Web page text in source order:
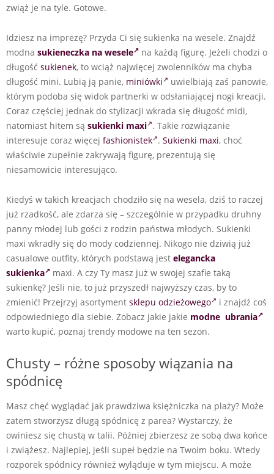
zwiąż je na tyle. Gotowe.
Idziesz na imprezę? Przyda Ci się sukienka na wesele. Znajdź
modna sukieneczka na wesele
na każdą figurę. Jeżeli chodzi o
długość sukienek, to wciąż najwięcej zwolenników ma chyba
długość mini. Lubią ją panie, miniówki
uwielbiają zaś panowie,
którym podoba się widok partnerki w odsłaniającej nogi kreacji.
Coraz częściej jednak do stylizacji wkrada się długość midi,
natomiast hitem są sukienki maxi . Takie rozwiązanie
interesuje coraz więcej fashionistek . Sukienki maxi, choć
właściwie zupełnie zakrywają figurę, prezentują się
niesamowicie interesująco.
Kiedyś w takich kreacjach chodziło się na wesela, dziś to raczej
już rzadkość, ale zdarza się – szczególnie w przypadku druhny
panny młodej lub gości z rodzin państwa młodych. Sukienki
maxi wkradły się do mody codziennej. Nikogo nie dziwią już
casualowe outfity, których podstawą jest elegancka
sukienka
maxi. A czy Ty masz już w swojej szafie taką
sukienkę? Jeśli nie, to już przyszedł najwyższy czas, by to
zmienić! Przejrzyj asortyment sklepu odzieżowego
i znajdź coś
odpowiedniego dla siebie. Zobacz jakie jakie modne ubrania
warto kupić, poznaj trendy modowe na ten sezon.
Chusty – różne sposoby wiązania na
spódnicę
Masz chęć wyglądać jak prawdziwa księżniczka na plaży? Może
zatem stworzysz długą spódnicę z parea? Wystarczy, że
owiniesz się chustą w talii. Później zbierzesz ze sobą dwa końce
i zwiążesz. Najlepiej, jeśli supeł będzie na Twoim boku. Wtedy
rozporek spódnicy również wyląduje w tym miejscu. A może